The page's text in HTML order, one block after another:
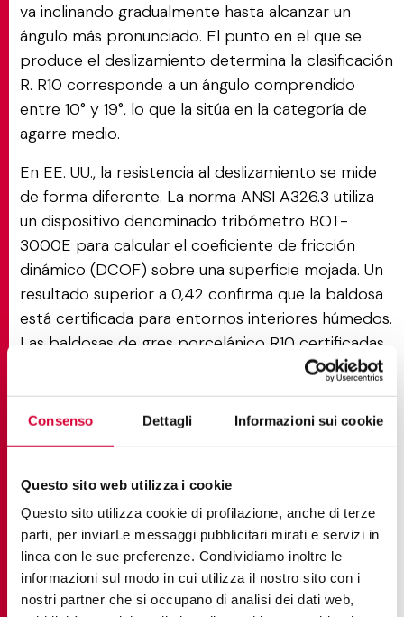
Consenso Dettagli Informazioni sui cookie
Questo sito web utilizza i cookie
Questo sito utilizza cookie di profilazione, anche di terze
parti, per inviarLe messaggi pubblicitari mirati e servizi in
linea con le sue preferenze. Condividiamo inoltre le
informazioni sul modo in cui utilizza il nostro sito con i
nostri partner che si occupano di analisi dei dati web,
va inclinando gradualmente hasta alcanzar un
ángulo más pronunciado. El punto en el que se
produce el deslizamiento determina la clasificación
R. R10 corresponde a un ángulo comprendido
entre 10° y 19°, lo que la sitúa en la categoría de
agarre medio.
En EE. UU., la resistencia al deslizamiento se mide
de forma diferente. La norma ANSI A326.3 utiliza
un dispositivo denominado tribómetro BOT-
3000E para calcular el coeficiente de fricción
dinámico (DCOF) sobre una superficie mojada. Un
resultado superior a 0,42 confirma que la baldosa
está certificada para entornos interiores húmedos.
Las baldosas de gres porcelánico R10 certificadas
según la norma DIN 51130 superan este umbral de
0,42 DCOF, lo que las hace conformes con ambos
sistemas.
un DCOF superior a 0,42 está certificada para
suelos interiores húmedos según las normas tanto
europeas como estadounidenses.
Los mejores lugares para